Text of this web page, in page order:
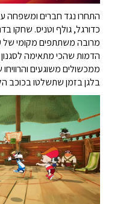
התחרו נגד חברים ומשפחה
כדורגל, גולף וטניס.
הדמות שהכי מתאימה
ממכשולים משוגעים
בלגן בזמן שתשלטו בכוכב